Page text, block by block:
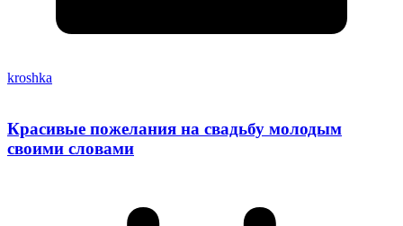
kroshka
Красивые пожелания на свадьбу молодым
своими словами